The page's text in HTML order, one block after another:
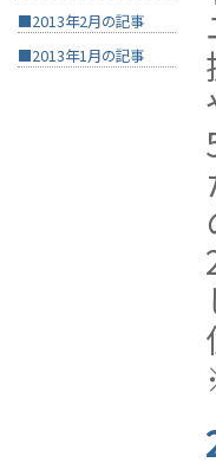
■2013年2月の記事
■2013年1月の記事